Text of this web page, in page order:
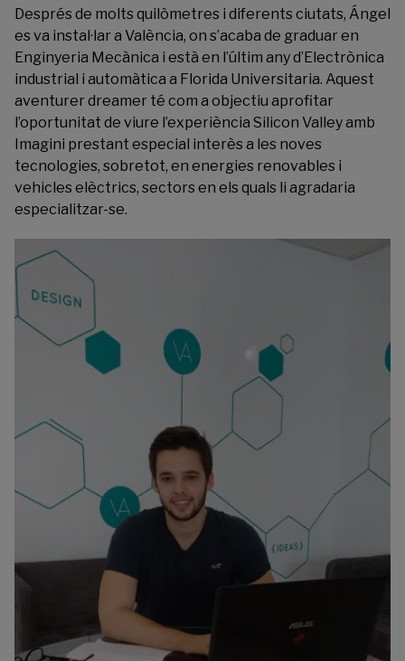
Després de molts quilòmetres i diferents ciutats, Ángel
es va instal·lar a València, on s’acaba de graduar en
Enginyeria Mecànica i està en l’últim any d’Electrònica
industrial i automàtica a Florida Universitaria. Aquest
aventurer dreamer té com a objectiu aprofitar
l’oportunitat de viure l’experiència Silicon Valley amb
Imagini prestant especial interès a les noves
tecnologies, sobretot, en energies renovables i
vehicles elèctrics, sectors en els quals li agradaria
especialitzar-se.